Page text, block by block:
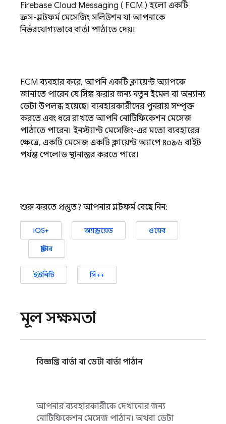
Firebase Cloud Messaging ( FCM ) হলো একটি
ক্রস-প্ল্যাটফর্ম মেসেজিং সলিউশন যা আপনাকে
নির্ভরযোগ্যভাবে বার্তা পাঠাতে দেয়।
FCM ব্যবহার করে, আপনি একটি ক্লায়েন্ট অ্যাপকে
জানাতে পারেন যে সিঙ্ক করার জন্য নতুন ইমেল বা অন্যান্য
ডেটা উপলব্ধ হয়েছে। ব্যবহারকারীদের পুনরায় সম্পৃক্ত
করতে এবং ধরে রাখতে আপনি নোটিফিকেশন মেসেজ
পাঠাতে পারেন। ইনস্ট্যান্ট মেসেজিং-এর মতো ব্যবহারের
ক্ষেত্রে, একটি মেসেজ একটি ক্লায়েন্ট অ্যাপে ৪০৯৬ বাইট
পর্যন্ত পেলোড স্থানান্তর করতে পারে।
শুরু করতে প্রস্তুত? আপনার প্ল্যাটফর্ম বেছে নিন:
iOS+ অ্যান্ড্রয়েড
ওয়েব
ফ্লাটার
ইউনিটি সি++
মূল সক্ষমতা
বিজ্ঞপ্তি বার্তা বা ডেটা বার্তা পাঠান
আপনার ব্যবহারকারীকে দেখানোর জন্য
নোটিফিকেশন মেসেজ পাঠান। অথবা ডেটা